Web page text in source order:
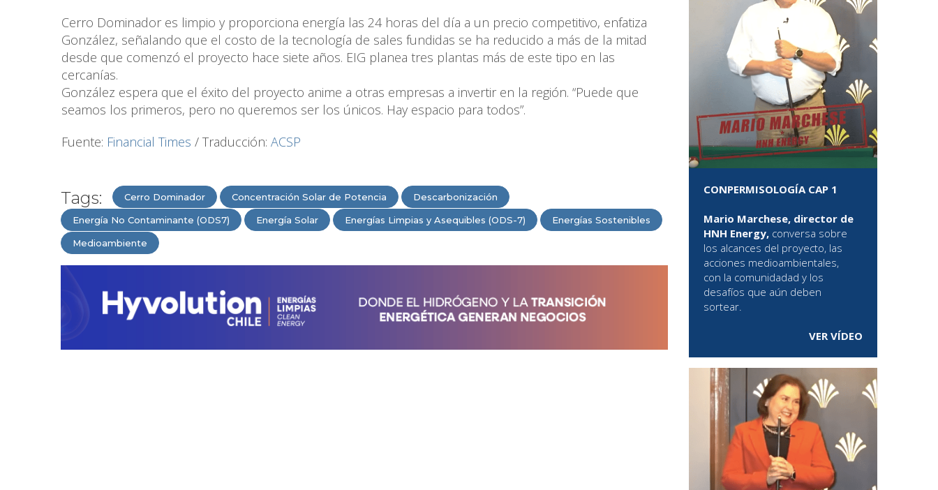
Cerro Dominador es limpio y proporciona energía las 24 horas del día a un precio competitivo, enfatiza
González, señalando que el costo de la tecnología de sales fundidas se ha reducido a más de la mitad
desde que comenzó el proyecto hace siete años. EIG planea tres plantas más de este tipo en las
cercanías.
González espera que el éxito del proyecto anime a otras empresas a invertir en la región. “Puede que
seamos los primeros, pero no queremos ser los únicos. Hay espacio para todos”.
Fuente: Financial Times / Traducción: ACSP
Tags: Cerro Dominador Concentración Solar de Potencia Descarbonización
Energía No Contaminante (ODS7) Energía Solar Energías Limpias y Asequibles (ODS-7) Energías Sostenibles
Medioambiente
CONPERMISOLOGÍA CAP 1
Mario Marchese, director de
HNH Energy, conversa sobre
los alcances del proyecto, las
acciones medioambientales,
con la comunidadad y los
desafíos que aún deben
sortear.
VER VÍDEO